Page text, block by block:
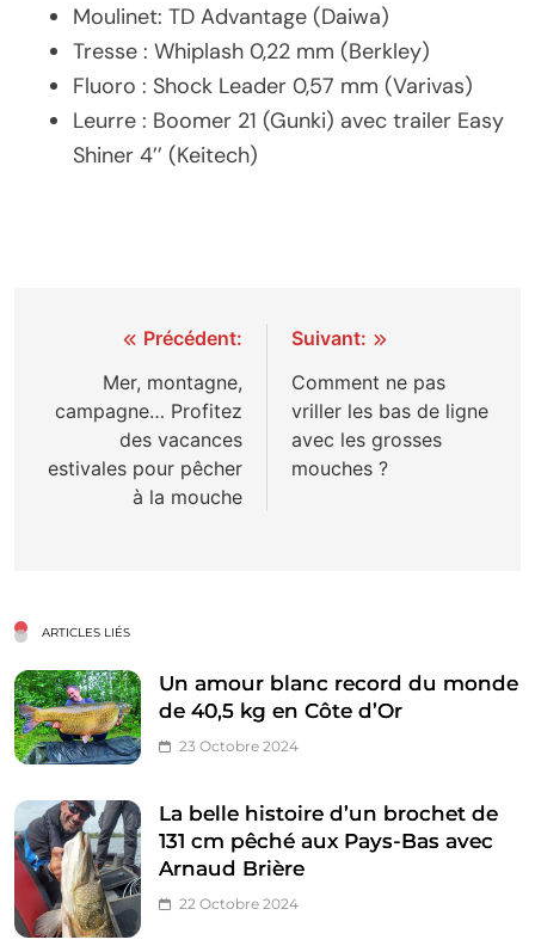
Moulinet: TD Advantage (Daiwa)
Tresse : Whiplash 0,22 mm (Berkley)
Fluoro : Shock Leader 0,57 mm (Varivas)
Leurre : Boomer 21 (Gunki) avec trailer Easy
Shiner 4’’ (Keitech)
Navigation
l’article
Précédent:
Mer, montagne,
campagne… Profitez
des vacances
estivales pour pêcher
à la mouche
Suivant:
Comment ne pas
vriller les bas de ligne
avec les grosses
mouches ?
ARTICLES LIÉS
Un amour blanc record du monde
de 40,5 kg en Côte d’Or
23 Octobre 2024
La belle histoire d’un brochet de
131 cm pêché aux Pays-Bas avec
Arnaud Brière
22 Octobre 2024